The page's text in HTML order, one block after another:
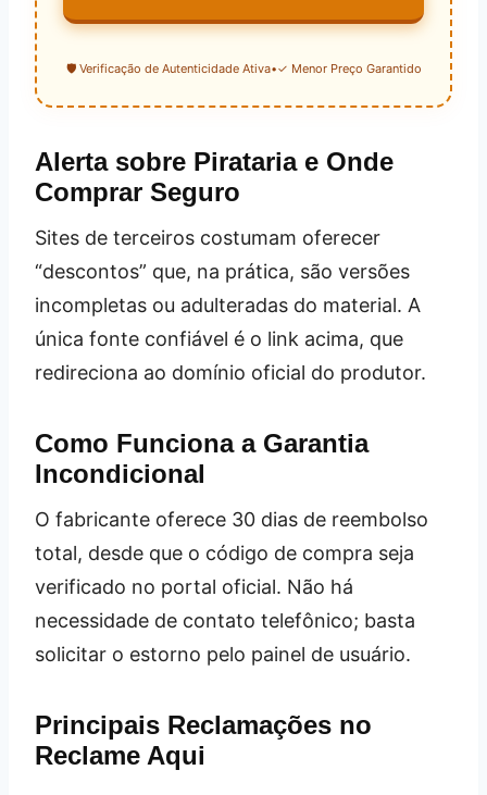
🛡️ Verificação de Autenticidade Ativa•✓ Menor Preço Garantido
Alerta sobre Pirataria e Onde
Comprar Seguro
Sites de terceiros costumam oferecer
“descontos” que, na prática, são versões
incompletas ou adulteradas do material. A
única fonte confiável é o link acima, que
redireciona ao domínio oficial do produtor.
Como Funciona a Garantia
Incondicional
O fabricante oferece 30 dias de reembolso
total, desde que o código de compra seja
verificado no portal oficial. Não há
necessidade de contato telefônico; basta
solicitar o estorno pelo painel de usuário.
Principais Reclamações no
Reclame Aqui